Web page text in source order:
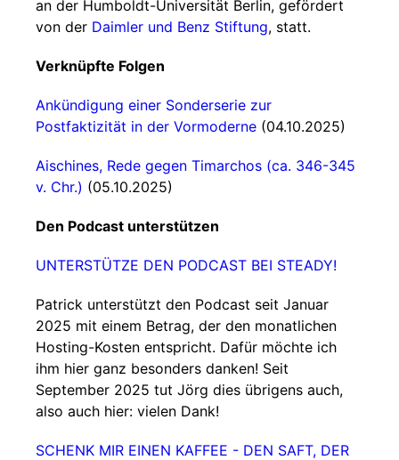
an der Humboldt-Universität Berlin, gefördert
von der Daimler und Benz Stiftung, statt.
Verknüpfte Folgen
Ankündigung einer Sonderserie zur
Postfaktizität in der Vormoderne (04.10.2025)
Aischines, Rede gegen Timarchos (ca. 346-345
v. Chr.) (05.10.2025)
Den Podcast unterstützen
UNTERSTÜTZE DEN PODCAST BEI STEADY!
Patrick unterstützt den Podcast seit Januar
2025 mit einem Betrag, der den monatlichen
Hosting-Kosten entspricht. Dafür möchte ich
ihm hier ganz besonders danken! Seit
September 2025 tut Jörg dies übrigens auch,
also auch hier: vielen Dank!
SCHENK MIR EINEN KAFFEE - DEN SAFT, DER